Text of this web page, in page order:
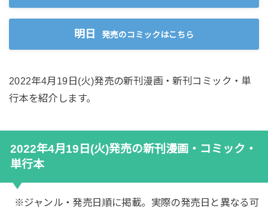
明日 発売のコミックはこちら
2022年4月19日(火)発売の新刊漫画・新刊コミック・単
行本を紹介します。
2022年4月19日(火)発売の新刊漫画・コミック・
単行本
※ジャンル・発売日順に掲載。実際の発売日と異なる可